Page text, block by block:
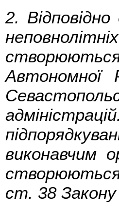
2.
Автономної
виконавчим
створюються
ст. 38 Закону